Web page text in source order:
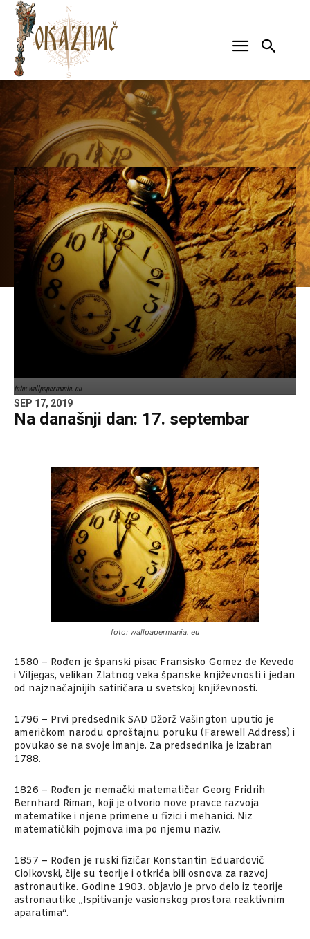
foto: wallpapermania. eu
SEP 17, 2019
Na današnji dan: 17. septembar
foto: wallpapermania. eu
1580 – Rođen je španski pisac Fransisko Gomez de Kevedo
i Viljegas, velikan Zlatnog veka španske književnosti i jedan
od najznačajnijih satiričara u svetskoj književnosti.
1796 – Prvi predsednik SAD Džorž Vašington uputio je
američkom narodu oproštajnu poruku (Farewell Address) i
povukao se na svoje imanje. Za predsednika je izabran
1788.
1826 – Rođen je nemački matematičar Georg Fridrih
Bernhard Riman, koji je otvorio nove pravce razvoja
matematike i njene primene u fizici i mehanici. Niz
matematičkih pojmova ima po njemu naziv.
1857 – Rođen je ruski fizičar Konstantin Eduardovič
Ciolkovski, čije su teorije i otkrića bili osnova za razvoj
astronautike. Godine 1903. objavio je prvo delo iz teorije
astronautike „Ispitivanje vasionskog prostora reaktivnim
aparatima“.